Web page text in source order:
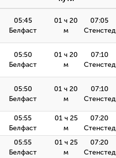
05:45
Белфаст
01 ч 20
м
07:05
Стенстед
05:50
Белфаст
01 ч 20
м
07:10
Стенстед
05:50
Белфаст
01 ч 20
м
07:10
Стенстед
05:55
Белфаст
01 ч 25
м
07:20
Стенстед
05:55
Белфаст
01 ч 25
м
07:20
Стенстед